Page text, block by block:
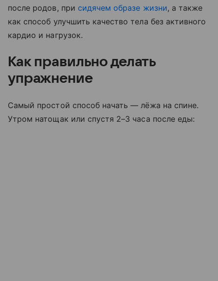
после родов, при сидячем образе жизни, а также
как способ улучшить качество тела без активного
кардио и нагрузок.
Как правильно делать
упражнение
Самый простой способ начать — лёжа на спине.
Утром натощак или спустя 2–3 часа после еды: